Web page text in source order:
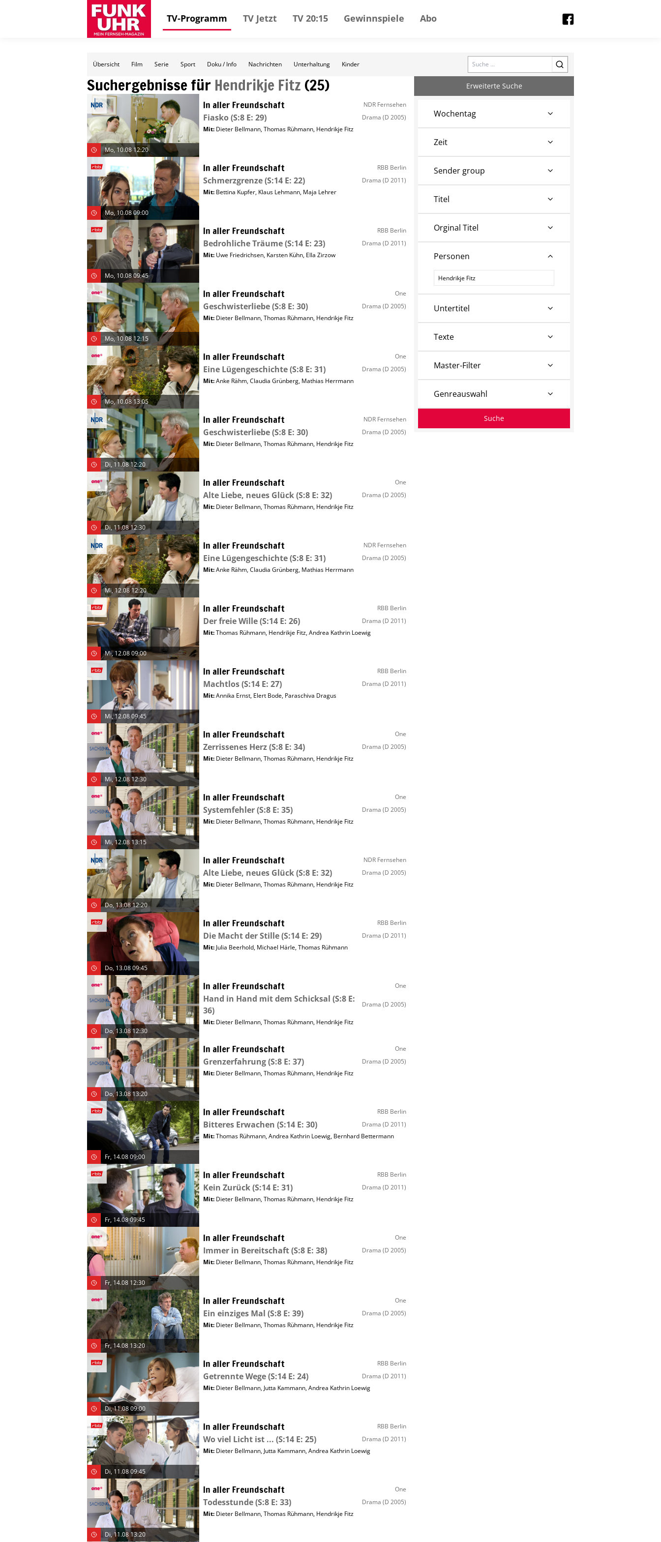
TV-Programm TV Jetzt TV 20:15 Gewinnspiele Abo
Übersicht Film Serie Sport Doku / Info Nachrichten Unterhaltung Kinder Search
Suchergebnisse für Hendrikje Fitz (25)
Mo, 10.08 12:20
In aller Freundschaft NDR Fernsehen
Fiasko(S:8 E: 29) Drama (D 2005)
Mit: Dieter Bellmann,Thomas Rühmann, Hendrikje Fitz
Mo, 10.08 09:00
In aller Freundschaft RBB Berlin
Schmerzgrenze(S:14 E: 22) Drama (D 2011)
Mit: Bettina Kupfer, Klaus Lehmann, Maja Lehrer
Mo, 10.08 09:45
In aller Freundschaft RBB Berlin
Bedrohliche Träume(S:14 E: 23) Drama (D 2011)
Mit: Uwe Friedrichsen, Karsten Kühn, Ella Zirzow
Mo, 10.08 12:15
In aller Freundschaft One
Geschwisterliebe(S:8 E: 30) Drama (D 2005)
Mit: Dieter Bellmann,Thomas Rühmann, Hendrikje Fitz
Mo, 10.08 13:05
In aller Freundschaft One
Eine Lügengeschichte(S:8 E: 31) Drama (D 2005)
Mit:Anke Rähm,Claudia Grünberg, Mathias Herrmann
Di, 11.08 12:20
In aller Freundschaft NDR Fernsehen
Geschwisterliebe(S:8 E: 30) Drama (D 2005)
Mit: Dieter Bellmann,Thomas Rühmann, Hendrikje Fitz
Di, 11.08 12:30
In aller Freundschaft One
Alte Liebe, neues Glück(S:8 E: 32) Drama (D 2005)
Mit: Dieter Bellmann,Thomas Rühmann, Hendrikje Fitz
Mi, 12.08 12:20
In aller Freundschaft NDR Fernsehen
Eine Lügengeschichte(S:8 E: 31) Drama (D 2005)
Mit:Anke Rähm,Claudia Grünberg, Mathias Herrmann
Mi, 12.08 09:00
In aller Freundschaft RBB Berlin
Der freie Wille(S:14 E: 26) Drama (D 2011)
Mit:Thomas Rühmann, Hendrikje Fitz,Andrea Kathrin Loewig
Mi, 12.08 09:45
In aller Freundschaft RBB Berlin
Machtlos(S:14 E: 27) Drama (D 2011)
Mit:Annika Ernst, Elert Bode, Paraschiva Dragus
Mi, 12.08 12:30
In aller Freundschaft One
Zerrissenes Herz(S:8 E: 34) Drama (D 2005)
Mit: Dieter Bellmann,Thomas Rühmann, Hendrikje Fitz
Mi, 12.08 13:15
In aller Freundschaft One
Systemfehler(S:8 E: 35) Drama (D 2005)
Mit: Dieter Bellmann,Thomas Rühmann, Hendrikje Fitz
Do, 13.08 12:20
In aller Freundschaft NDR Fernsehen
Alte Liebe, neues Glück(S:8 E: 32) Drama (D 2005)
Mit: Dieter Bellmann,Thomas Rühmann, Hendrikje Fitz
Do, 13.08 09:45
In aller Freundschaft RBB Berlin
Die Macht der Stille(S:14 E: 29) Drama (D 2011)
Mit: Julia Beerhold, Michael Härle,Thomas Rühmann
Do, 13.08 12:30
In aller Freundschaft One
Hand in Hand mit dem Schicksal (S:8 E:
36)
Drama (D 2005)
Mit: Dieter Bellmann,Thomas Rühmann, Hendrikje Fitz
Do, 13.08 13:20
In aller Freundschaft One
Grenzerfahrung(S:8 E: 37) Drama (D 2005)
Mit: Dieter Bellmann,Thomas Rühmann, Hendrikje Fitz
Fr, 14.08 09:00
In aller Freundschaft RBB Berlin
Bitteres Erwachen (S:14 E: 30) Drama (D 2011)
Mit:Thomas Rühmann,Andrea Kathrin Loewig, Bernhard Bettermann
Fr, 14.08 09:45
In aller Freundschaft RBB Berlin
Kein Zurück(S:14 E: 31) Drama (D 2011)
Mit: Dieter Bellmann,Thomas Rühmann, Hendrikje Fitz
Fr, 14.08 12:30
In aller Freundschaft One
Immer in Bereitschaft(S:8 E: 38) Drama (D 2005)
Mit: Dieter Bellmann,Thomas Rühmann, Hendrikje Fitz
Fr, 14.08 13:20
In aller Freundschaft One
Ein einziges Mal (S:8 E: 39) Drama (D 2005)
Mit: Dieter Bellmann,Thomas Rühmann, Hendrikje Fitz
Di, 11.08 09:00
In aller Freundschaft RBB Berlin
Getrennte Wege(S:14 E: 24) Drama (D 2011)
Mit: Dieter Bellmann, Jutta Kammann,Andrea Kathrin Loewig
Di, 11.08 09:45
In aller Freundschaft RBB Berlin
Wo viel Licht ist ... (S:14 E: 25) Drama (D 2011)
Mit: Dieter Bellmann, Jutta Kammann,Andrea Kathrin Loewig
Di, 11.08 13:20
In aller Freundschaft One
Todesstunde(S:8 E: 33) Drama (D 2005)
Mit: Dieter Bellmann,Thomas Rühmann, Hendrikje Fitz
Erweiterte Suche
Wochentag
Zeit
Sender group
Titel
Orginal Titel
Personen
Personen
Untertitel
Texte
Master-Filter
Genreauswahl
Suche